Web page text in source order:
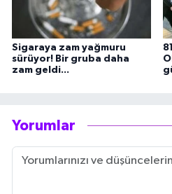
Sigaraya zam yağmuru
sürüyor! Bir gruba daha
zam geldi...
Yorumlar